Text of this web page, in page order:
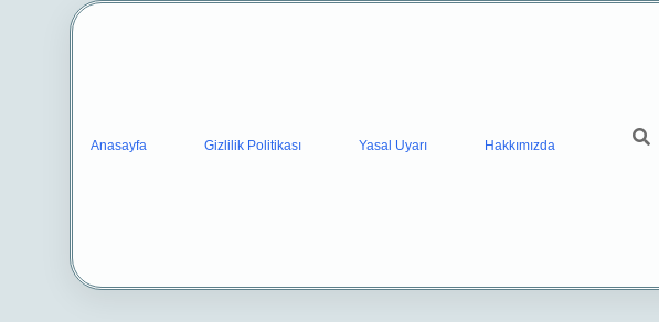
Anasayfa Gizlilik Politikası Yasal Uyarı Hakkımızda